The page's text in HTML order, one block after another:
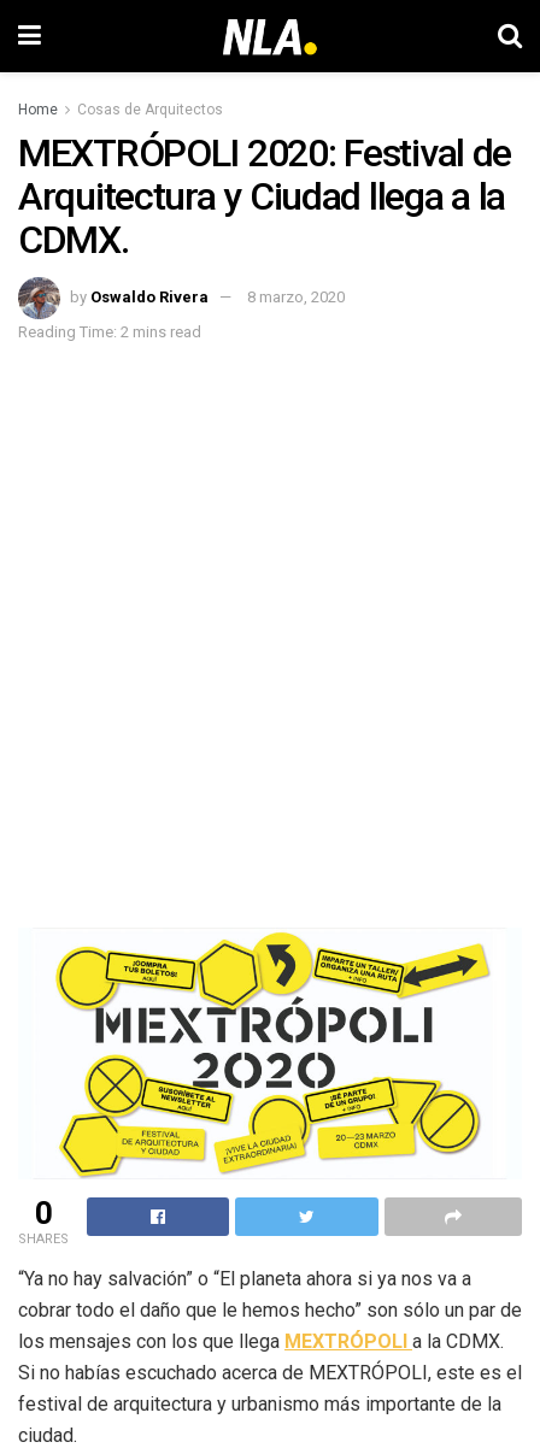
Home Cosas de Arquitectos
MEXTRÓPOLI 2020: Festival de
Arquitectura y Ciudad llega a la
CDMX.
by Oswaldo Rivera
8 marzo, 2020
Reading Time: 2 mins read
0
SHARES
“Ya no hay salvación” o “El planeta ahora si ya nos va a
cobrar todo el daño que le hemos hecho” son sólo un par de
los mensajes con los que llega MEXTRÓPOLI a la CDMX.
Si no habías escuchado acerca de MEXTRÓPOLI, este es el
festival de arquitectura y urbanismo más importante de la
ciudad.